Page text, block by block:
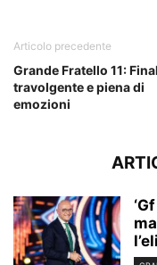
Articolo precedente
Grande Fratello 11:
travolgente e piena di
emozioni